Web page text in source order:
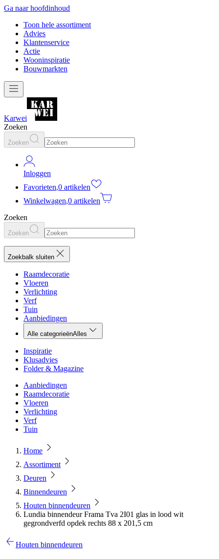
Ga naar hoofdinhoud
Toon hele assortiment
Advies
Klantenservice
Actie
Wooninspiratie
Bouwmarkten
Karwei
Zoeken
Zoeken
Inloggen
Favorieten,0 artikelen
Winkelwagen,0 artikelen
Zoeken
Zoeken
Zoekbalk sluiten
Raamdecoratie
Vloeren
Verlichting
Verf
Tuin
Aanbiedingen
Alle categorieënAlles
Inspiratie
Klusadvies
Folder & Magazine
Aanbiedingen
Raamdecoratie
Vloeren
Verlichting
Verf
Tuin
Home
Assortiment
Deuren
Binnendeuren
Houten binnendeuren
Lundia binnendeur Frama Tva 2I01 glas in lood wit
gegrondverfd opdek rechts 88 x 201,5 cm
Houten binnendeuren